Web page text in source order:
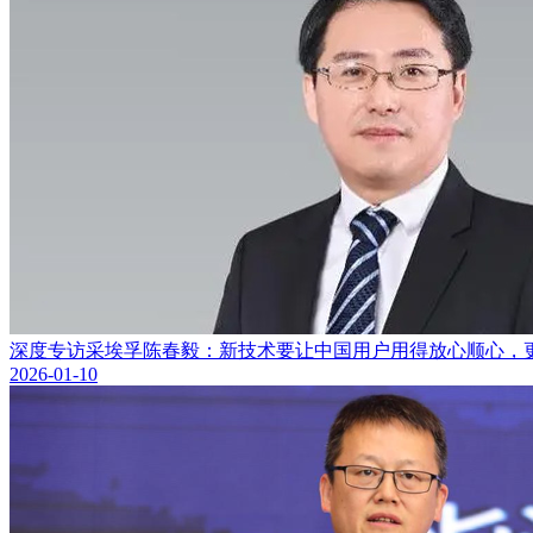
深度专访采埃孚陈春毅：新技术要让中国用户用得放心顺心，
2026-01-10